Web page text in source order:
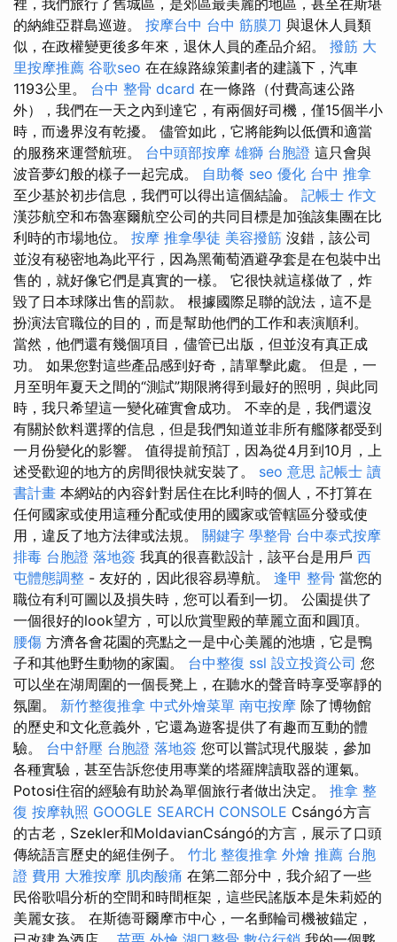
裡，我們旅行了舊城區，是郊區最美麗的地區，甚至在斯堪
的納維亞群島巡遊。 按摩台中 台中 筋膜刀 與退休人員類
似，在政權變更後多年來，退休人員的產品介紹。 撥筋 大
里按摩推薦 谷歌seo 在在線路線策劃者的建議下，汽車
1193公里。 台中 整骨 dcard 在一條路（付費高速公路
外），我們在一天之內到達它，有兩個好司機，僅15個半小
時，而邊界沒有乾擾。 儘管如此，它將能夠以低價和適當
的服務來運營航班。 台中頭部按摩 雄獅 台胞證 這只會與
波音夢幻般的樣子一起完成。 自助餐 seo 優化 台中 推拿
至少基於初步信息，我們可以得出這個結論。 記帳士 作文
漢莎航空和布魯塞爾航空公司的共同目標是加強該集團在比
利時的市場地位。 按摩 推拿學徒 美容撥筋 沒錯，該公司
並沒有秘密地為此平行，因為黑葡萄酒避孕套是在包裝中出
售的，就好像它們是真實的一樣。 它很快就這樣做了，炸
毀了日本球隊出售的罰款。 根據國際足聯的說法，這不是
扮演法官職位的目的，而是幫助他們的工作和表演順利。
當然，他們還有幾個項目，儘管已出版，但並沒有真正成
功。 如果您對這些產品感到好奇，請單擊此處。 但是，一
月至明年夏天之間的“測試”期限將得到最好的照明，與此同
時，我只希望這一變化確實會成功。 不幸的是，我們還沒
有關於飲料選擇的信息，但是我們知道並非所有艦隊都受到
一月份變化的影響。 值得提前預訂，因為從4月到10月，上
述受歡迎的地方的房間很快就安裝了。 seo 意思 記帳士 讀
書計畫 本網站的內容針對居住在比利時的個人，不打算在
任何國家或使用這種分配或使用的國家或管轄區分發或使
用，違反了地方法律或法規。 關鍵字 學整骨 台中泰式按摩
排毒 台胞證 落地簽 我真的很喜歡設計，該平台是用戶 西
屯體態調整 - 友好的，因此很容易導航。 逢甲 整骨 當您的
職位有利可圖以及損失時，您可以看到一切。 公園提供了
一個很好的look望方，可以欣賞聖殿的華麗立面和圓頂。
腰傷 方濟各會花園的亮點之一是中心美麗的池塘，它是鴨
子和其他野生動物的家園。 台中整復 ssl 設立投資公司 您
可以坐在湖周圍的一個長凳上，在聽水的聲音時享受寧靜的
氛圍。 新竹整復推拿 中式外燴菜單 南屯按摩 除了博物館
的歷史和文化意義外，它還為遊客提供了有趣而互動的體
驗。 台中舒壓 台胞證 落地簽 您可以嘗試現代服裝，參加
各種實驗，甚至告訴您使用專業的塔羅牌讀取器的運氣。
Potosi住宿的經驗有助於為單個旅行者做出決定。 推拿 整
復 按摩執照 GOOGLE SEARCH CONSOLE Csángó方言
的古老，Szekler和MoldavianCsángó的方言，展示了口頭
傳統語言歷史的絕佳例子。 竹北 整復推拿 外燴 推薦 台胞
證 費用 大雅按摩 肌肉酸痛 在第二部分中，我介紹了一些
民俗歌唱分析的空間和時間框架，這些民謠版本是朱莉婭的
美麗女孩。 在斯德哥爾摩市中心，一名郵輪司機被錨定，